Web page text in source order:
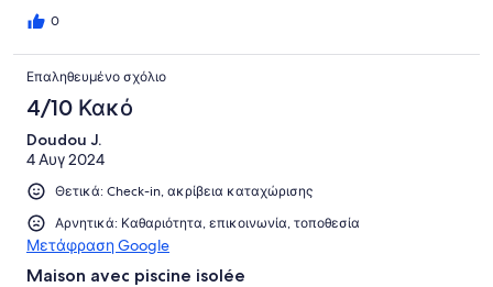
0
Επαληθευμένο σχόλιο
4/10 Κακό
Doudou J.
4 Αυγ 2024
Θετικά: Check-in, ακρίβεια καταχώρισης
Αρνητικά: Καθαριότητα, επικοινωνία, τοποθεσία
Μετάφραση Google
Maison avec piscine isolée